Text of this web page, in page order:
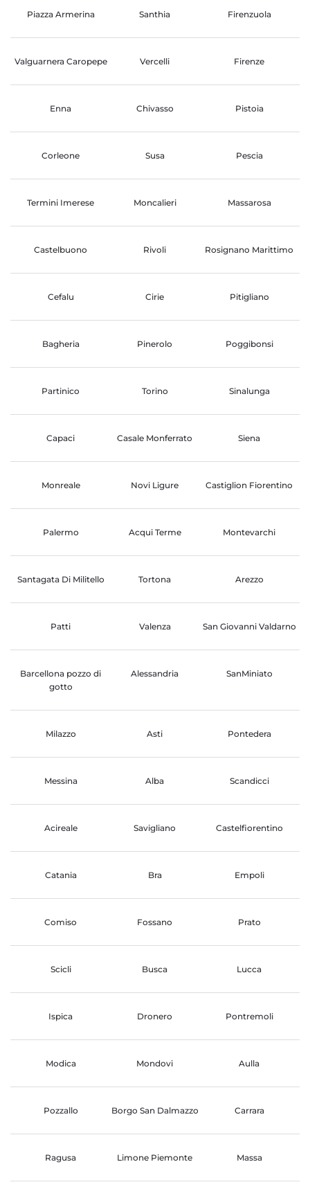
Piazza Armerina Santhia Firenzuola
Valguarnera Caropepe Vercelli Firenze
Enna Chivasso Pistoia
Corleone Susa Pescia
Termini Imerese Moncalieri Massarosa
Castelbuono Rivoli Rosignano Marittimo
Cefalu Cirie Pitigliano
Bagheria Pinerolo Poggibonsi
Partinico Torino Sinalunga
Capaci Casale Monferrato Siena
Monreale Novi Ligure Castiglion Fiorentino
Palermo Acqui Terme Montevarchi
Santagata Di Militello Tortona Arezzo
Patti Valenza San Giovanni Valdarno
Barcellona pozzo di
gotto
Alessandria SanMiniato
Milazzo Asti Pontedera
Messina Alba Scandicci
Acireale Savigliano Castelfiorentino
Catania Bra Empoli
Comiso Fossano Prato
Scicli Busca Lucca
Ispica Dronero Pontremoli
Modica Mondovi Aulla
Pozzallo Borgo San Dalmazzo Carrara
Ragusa Limone Piemonte Massa